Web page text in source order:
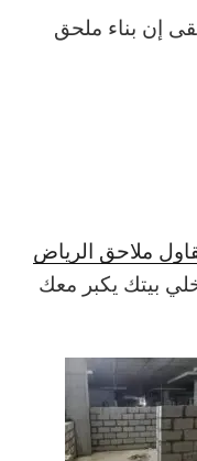
إن بناء ملحق
ملاحق الرياض
بيتك يكبر معك